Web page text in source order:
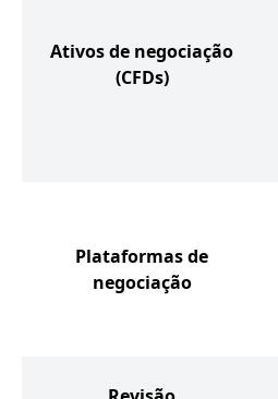
Ativos de negociação
(CFDs)
Plataformas de
negociação